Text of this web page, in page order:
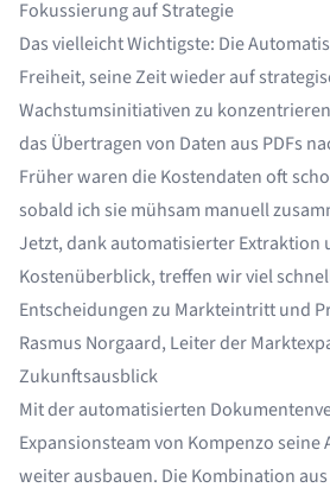
Fokussierung auf Strategie
Das vielleicht Wichtigste: Die
Freiheit, seine Zeit wieder auf
Wachstumsinitiativen zu
das Übertragen von Daten aus PDFs
Früher waren die Kostendaten oft
sobald ich sie mühsam manuell
Jetzt, dank automatisierter Extraktion
Kostenüberblick, treffen wir viel
Entscheidungen zu Markteintritt und
Rasmus Norgaard, Leiter der
Zukunftsausblick
Mit der automatisierten
Expansionsteam von Kompenzo
weiter ausbauen. Die Kombination